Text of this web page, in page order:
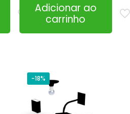
Adicionar ao
carrinho
-18%